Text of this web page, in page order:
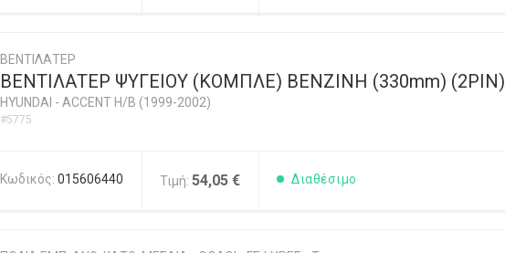
ΒΕΝΤΙΛΑΤΕΡ
ΒΕΝΤΙΛΑΤΕΡ ΨΥΓΕΙΟΥ (ΚΟΜΠΛΕ) ΒΕΝΖΙΝΗ (330mm) (2PIN)
HYUNDAI - ACCENT H/B (1999-2002)
#5775
Κωδικός: 015606440 Τιμή: 54,05 € Διαθέσιμο